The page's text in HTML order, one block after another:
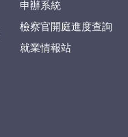
申辦系統
檢察官開庭進度查詢
就業情報站